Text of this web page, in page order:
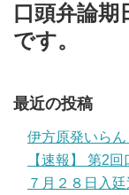
口頭弁論期
です。
最近の投稿
伊方原発いら
【速報】 第2
７月２８日入